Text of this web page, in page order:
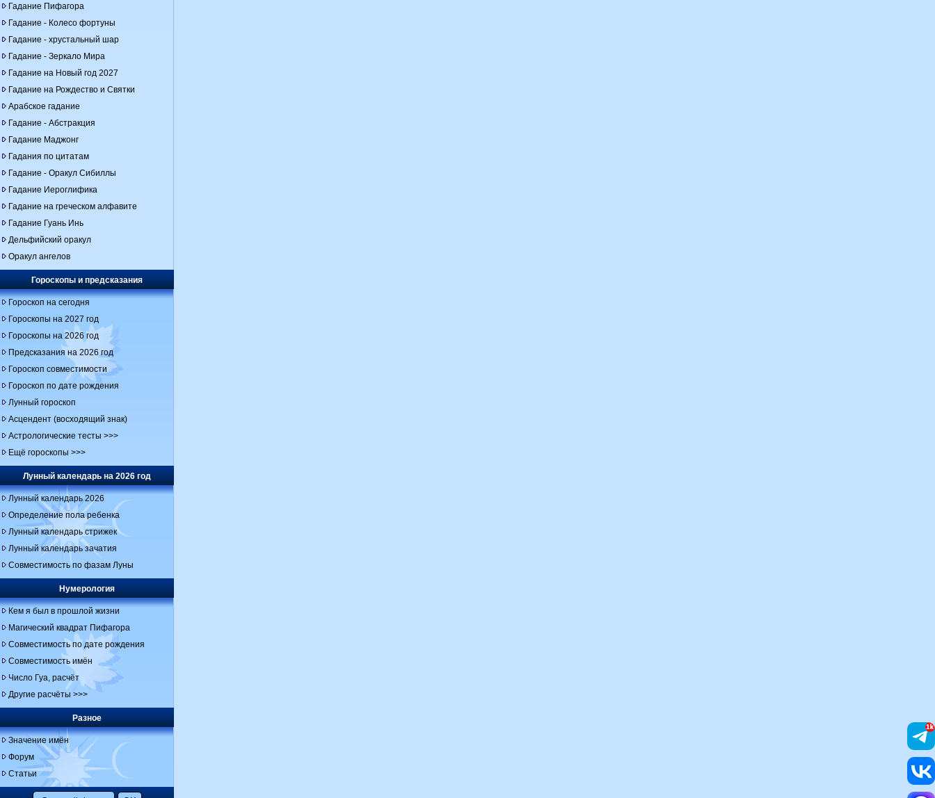
Гадание Пифагора
Гадание - Колесо фортуны
Гадание - хрустальный шар
Гадание - Зеркало Мира
Гадание на Новый год 2027
Гадание на Рождество и Святки
Арабское гадание
Гадание - Абстракция
Гадание Маджонг
Гадания по цитатам
Гадание - Оракул Сибиллы
Гадание Иероглифика
Гадание на греческом алфавите
Гадание Гуань Инь
Дельфийский оракул
Оракул ангелов
Гороскопы и предсказания
Гороскоп на сегодня
Гороскопы на 2027 год
Гороскопы на 2026 год
Предсказания на 2026 год
Гороскоп совместимости
Гороскоп по дате рождения
Лунный гороскоп
Асцендент (восходящий знак)
Астрологические тесты >>>
Ещё гороскопы >>>
Лунный календарь на 2026 год
Лунный календарь 2026
Определение пола ребенка
Лунный календарь стрижек
Лунный календарь зачатия
Совместимость по фазам Луны
Нумерология
Кем я был в прошлой жизни
Магический квадрат Пифагора
Совместимость по дате рождения
Совместимость имён
Число Гуа, расчёт
Другие расчёты >>>
Разное
Значение имён
Форум
Статьи